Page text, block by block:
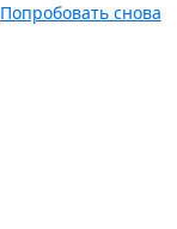
Попробовать снова